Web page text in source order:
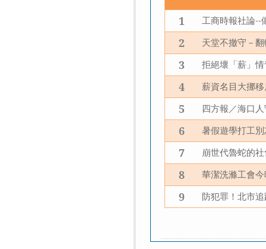
1 工商時報社論--
2 天堂不撤守－
3 拒絕壞「薪」
4 薪資名目大挪
5 四方報／海口
6 暑假遊學打工
7 崩世代魯蛇的
8 華潔洗滌工會
9 防犯罪！北市